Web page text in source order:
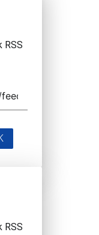
RSS
RSS